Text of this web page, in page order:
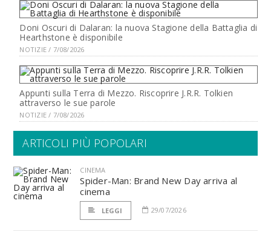
Doni Oscuri di Dalaran: la nuova Stagione della Battaglia di
Hearthstone è disponibile
NOTIZIE / 7/08/2026
Appunti sulla Terra di Mezzo. Riscoprire J.R.R. Tolkien
attraverso le sue parole
NOTIZIE / 7/08/2026
ARTICOLI PIÙ POPOLARI
CINEMA
Spider-Man: Brand New Day arriva al
cinema
LEGGI 29/07/2026